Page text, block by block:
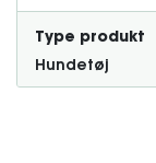
Type produkt
Hundetøj